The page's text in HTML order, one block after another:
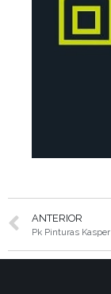
ANTERIOR
Pk Pinturas Kasper